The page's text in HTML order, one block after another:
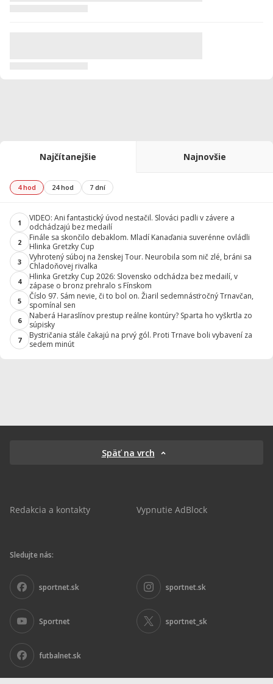
Najčítanejšie Najnovšie
4 hod 24 hod 7 dní
1
VIDEO: Ani fantastický úvod nestačil. Slováci padli v závere a
odchádzajú bez medailí
2
Finále sa skončilo debaklom. Mladí Kanaďania suverénne ovládli
Hlinka Gretzky Cup
3
Vyhrotený súboj na ženskej Tour. Neurobila som nič zlé, bráni sa
Chladoňovej rivalka
4
Hlinka Gretzky Cup 2026: Slovensko odchádza bez medailí, v
zápase o bronz prehralo s Fínskom
5
Číslo 97. Sám nevie, či to bol on. Žiaril sedemnásťročný Trnavčan,
spomínal sen
6
Naberá Haraslínov prestup reálne kontúry? Sparta ho vyškrtla zo
súpisky
7
Bystričania stále čakajú na prvý gól. Proti Trnave boli vybavení za
sedem minút
Späť na vrch
Redakcia a kontakty Vypnutie AdBlock
Sledujte nás:
sportnet.sk sportnet.sk
Sportnet sportnet_sk
futbalnet.sk